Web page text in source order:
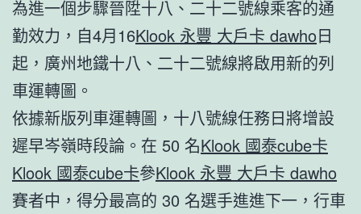
為進一個步驟晉陞十八、二十二號線乘客的通
勤效力，自4月16Klook 永豐 大戶卡 dawho日
起，廣州地鐵十八、二十二號線將啟用新的列
車運轉圖。
依據新版列車運轉圖，十八號線任務日將增設
遲早岑嶺時段論。在 50 名Klook 國泰cube卡
Klook 國泰cube卡參Klook 永豐 大戶卡 dawho
賽者中，得分最高的 30 名選手進進下一，行車